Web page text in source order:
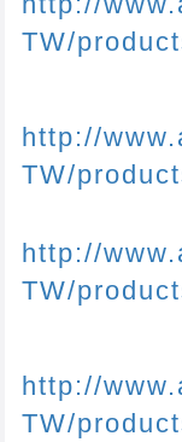
TW/
http://
TW/
http://
TW/
http://
TW/